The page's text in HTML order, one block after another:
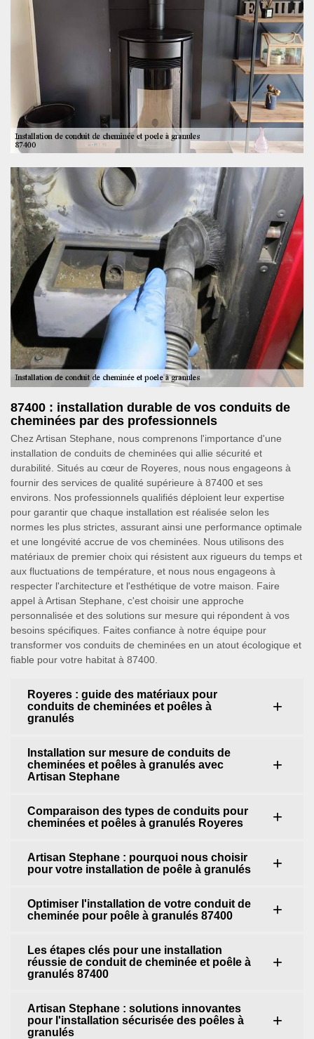
87400 : installation durable de vos conduits de
cheminées par des professionnels
Chez Artisan Stephane, nous comprenons l'importance d'une
installation de conduits de cheminées qui allie sécurité et
durabilité. Situés au cœur de Royeres, nous nous engageons à
fournir des services de qualité supérieure à 87400 et ses
environs. Nos professionnels qualifiés déploient leur expertise
pour garantir que chaque installation est réalisée selon les
normes les plus strictes, assurant ainsi une performance optimale
et une longévité accrue de vos cheminées. Nous utilisons des
matériaux de premier choix qui résistent aux rigueurs du temps et
aux fluctuations de température, et nous nous engageons à
respecter l'architecture et l'esthétique de votre maison. Faire
appel à Artisan Stephane, c'est choisir une approche
personnalisée et des solutions sur mesure qui répondent à vos
besoins spécifiques. Faites confiance à notre équipe pour
transformer vos conduits de cheminées en un atout écologique et
fiable pour votre habitat à 87400.
Royeres : guide des matériaux pour
conduits de cheminées et poêles à
granulés
Installation sur mesure de conduits de
cheminées et poêles à granulés avec
Artisan Stephane
Comparaison des types de conduits pour
cheminées et poêles à granulés Royeres
Artisan Stephane : pourquoi nous choisir
pour votre installation de poêle à granulés
Optimiser l'installation de votre conduit de
cheminée pour poêle à granulés 87400
Les étapes clés pour une installation
réussie de conduit de cheminée et poêle à
granulés 87400
Artisan Stephane : solutions innovantes
pour l'installation sécurisée des poêles à
granulés